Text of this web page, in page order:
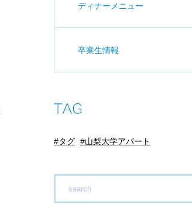
ディナーメニュー
卒業生情報
タグ 山梨大学アパート